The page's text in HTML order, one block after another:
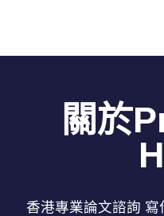
關於
香港專業論文諮詢